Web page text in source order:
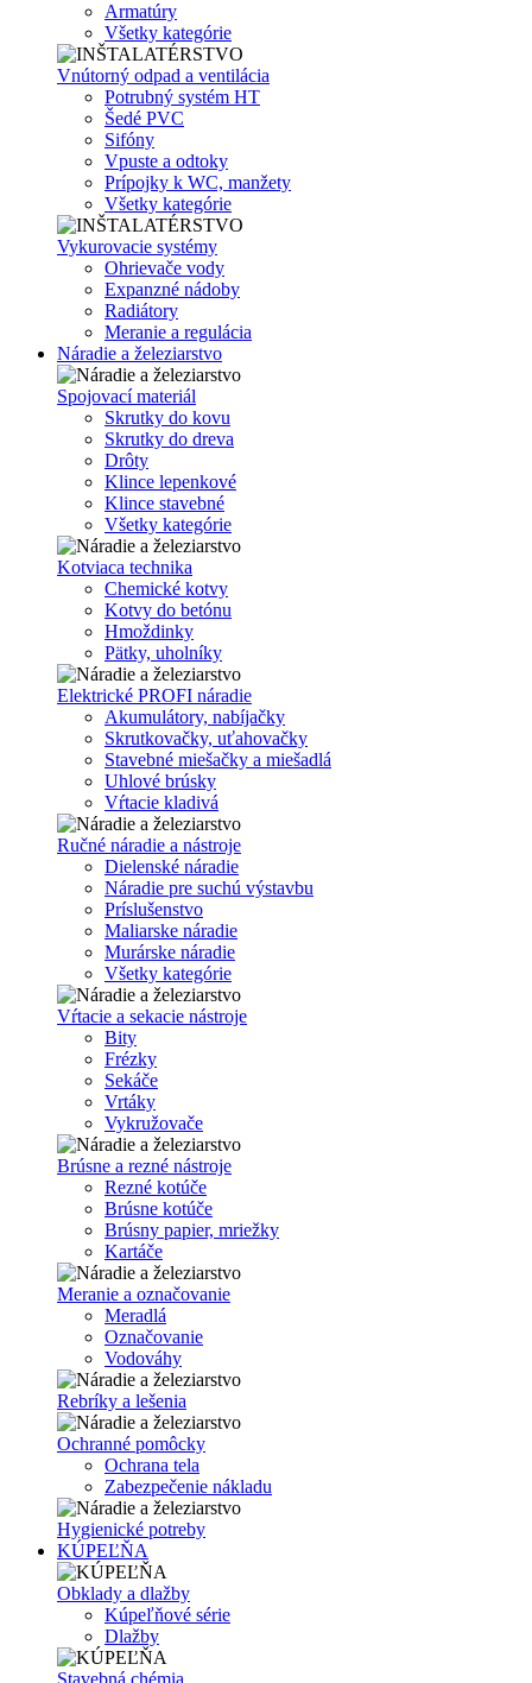
Armatúry
Všetky kategórie
Vnútorný odpad a ventilácia
Potrubný systém HT
Šedé PVC
Sifóny
Vpuste a odtoky
Prípojky k WC, manžety
Všetky kategórie
Vykurovacie systémy
Ohrievače vody
Expanzné nádoby
Radiátory
Meranie a regulácia
Náradie a železiarstvo
Spojovací materiál
Skrutky do kovu
Skrutky do dreva
Drôty
Klince lepenkové
Klince stavebné
Všetky kategórie
Kotviaca technika
Chemické kotvy
Kotvy do betónu
Hmoždinky
Pätky, uholníky
Elektrické PROFI náradie
Akumulátory, nabíjačky
Skrutkovačky, uťahovačky
Stavebné miešačky a miešadlá
Uhlové brúsky
Vŕtacie kladivá
Ručné náradie a nástroje
Dielenské náradie
Náradie pre suchú výstavbu
Príslušenstvo
Maliarske náradie
Murárske náradie
Všetky kategórie
Vŕtacie a sekacie nástroje
Bity
Frézky
Sekáče
Vrtáky
Vykružovače
Brúsne a rezné nástroje
Rezné kotúče
Brúsne kotúče
Brúsny papier, mriežky
Kartáče
Meranie a označovanie
Meradlá
Označovanie
Vodováhy
Rebríky a lešenia
Ochranné pomôcky
Ochrana tela
Zabezpečenie nákladu
Hygienické potreby
KÚPEĽŇA
Obklady a dlažby
Kúpeľňové série
Dlažby
Stavebná chémia